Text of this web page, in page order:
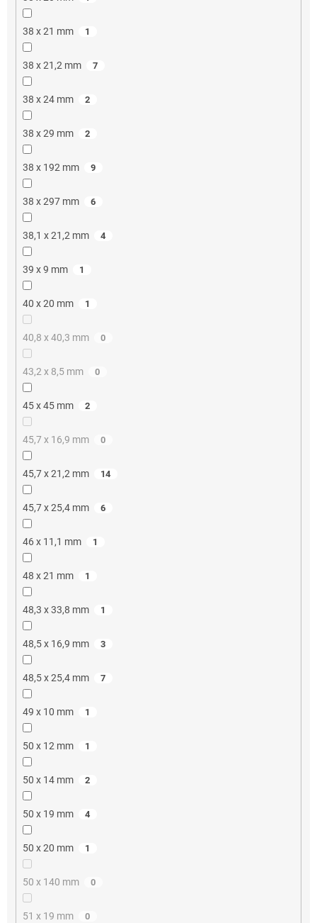
38 x 21 mm 1
38 x 21,2 mm 7
38 x 24 mm 2
38 x 29 mm 2
38 x 192 mm 9
38 x 297 mm 6
38,1 x 21,2 mm 4
39 x 9 mm 1
40 x 20 mm 1
40,8 x 40,3 mm 0
43,2 x 8,5 mm 0
45 x 45 mm 2
45,7 x 16,9 mm 0
45,7 x 21,2 mm 14
45,7 x 25,4 mm 6
46 x 11,1 mm 1
48 x 21 mm 1
48,3 x 33,8 mm 1
48,5 x 16,9 mm 3
48,5 x 25,4 mm 7
49 x 10 mm 1
50 x 12 mm 1
50 x 14 mm 2
50 x 19 mm 4
50 x 20 mm 1
50 x 140 mm 0
51 x 19 mm 0